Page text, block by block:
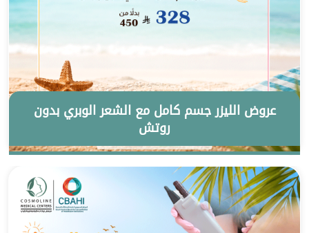
عروض الليزر جسم كامل مع الشعر الوبري بدون
روتش